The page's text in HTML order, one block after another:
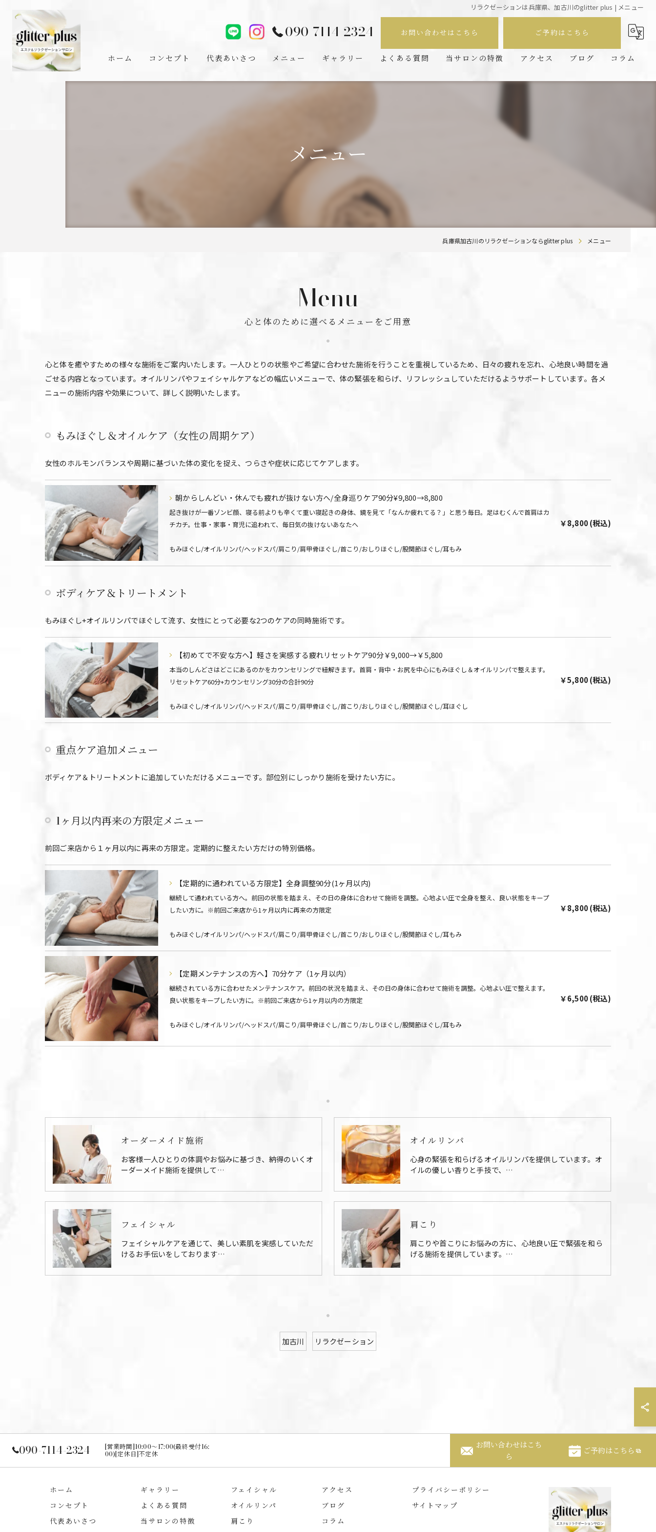
リラクゼーションは兵庫県、加古川のglitter plus | メニュー
090-7114-2324 お問い合わせはこちら ご予約はこちら
ホーム コンセプト 代表あいさつ メニュー ギャラリー よくある質問 当サロンの特徴 アクセス ブログ コラム
メニュー
兵庫県加古川のリラクゼーションならglitter plus メニュー
心と体のために選べるメニューをご用意
Menu
心と体を癒やすための様々な施術をご案内いたします。一人ひとりの状態やご希望に合わせた施術を行うことを重視しているため、日々の疲れを忘れ、心地良い時間を過
ごせる内容となっています。オイルリンパやフェイシャルケアなどの幅広いメニューで、体の緊張を和らげ、リフレッシュしていただけるようサポートしています。各メ
ニューの施術内容や効果について、詳しく説明いたします。
もみほぐし＆オイルケア（女性の周期ケア）
女性のホルモンバランスや周期に基づいた体の変化を捉え、つらさや症状に応じてケアします。
朝からしんどい・休んでも疲れが抜けない方へ/全身巡りケア90分¥9,800→8,800
起き抜けが一番ゾンビ顔、寝る前よりも辛くて重い寝起きの身体、鏡を見て「なんか疲れてる？」と思う毎日。足はむくんで首肩はカ
チカチ。仕事・家事・育児に追われて、毎日気の抜けないあなたへ
もみほぐし/オイルリンパ/ヘッドスパ/肩こり/肩甲骨ほぐし/首こり/おしりほぐし/股関節ほぐし/耳もみ
￥8,800 (税込)
ボディケア＆トリートメント
もみほぐし+オイルリンパでほぐして流す、女性にとって必要な2つのケアの同時施術です。
【初めてで不安な方へ】軽さを実感する疲れリセットケア90分￥9,000→￥5,800
本当のしんどさはどこにあるのかをカウンセリングで紐解きます。首肩・背中・お尻を中心にもみほぐし＆オイルリンパで整えます。
リセットケア60分+カウンセリング30分の合計90分
もみほぐし/オイルリンパ/ヘッドスパ/肩こり/肩甲骨ほぐし/首こり/おしりほぐし/股関節ほぐし/耳ほぐし
￥5,800 (税込)
重点ケア追加メニュー
ボディケア＆トリートメントに追加していただけるメニューです。部位別にしっかり施術を受けたい方に。
1ヶ月以内再来の方限定メニュー
前回ご来店から１ヶ月以内に再来の方限定。定期的に整えたい方だけの特別価格。
【定期的に通われている方限定】全身調整90分(1ヶ月以内)
継続して通われている方へ。前回の状態を踏まえ、その日の身体に合わせて施術を調整。心地よい圧で全身を整え、良い状態をキープ
したい方に。※前回ご来店から1ヶ月以内に再来の方限定
もみほぐし/オイルリンパ/ヘッドスパ/肩こり/肩甲骨ほぐし/首こり/おしりほぐし/股関節ほぐし/耳もみ
￥8,800 (税込)
【定期メンテナンスの方へ】70分ケア（1ヶ月以内）
継続されている方に合わせたメンテナンスケア。前回の状況を踏まえ、その日の身体に合わせて施術を調整。心地よい圧で整えます。
良い状態をキープしたい方に。※前回ご来店から1ヶ月以内の方限定
もみほぐし/オイルリンパ/ヘッドスパ/肩こり/肩甲骨ほぐし/首こり/おしりほぐし/股関節ほぐし/耳もみ
￥6,500 (税込)
オーダーメイド施術
お客様一人ひとりの体調やお悩みに基づき、納得のいくオ
ーダーメイド施術を提供して…
オイルリンパ
心身の緊張を和らげるオイルリンパを提供しています。オ
イルの優しい香りと手技で、…
フェイシャル
フェイシャルケアを通じて、美しい素肌を実感していただ
けるお手伝いをしております…
肩こり
肩こりや首こりにお悩みの方に、心地良い圧で緊張を和ら
げる施術を提供しています。…
加古川 リラクゼーション
090-7114-2324 [営業時間]10:00～17:00(最終受付16:
00)[定休日]不定休
お問い合わせはこち
ら
ご予約はこちら
ホーム
コンセプト
代表あいさつ
ギャラリー
よくある質問
当サロンの特徴
フェイシャル
オイルリンパ
肩こり
アクセス
ブログ
コラム
プライバシーポリシー
サイトマップ